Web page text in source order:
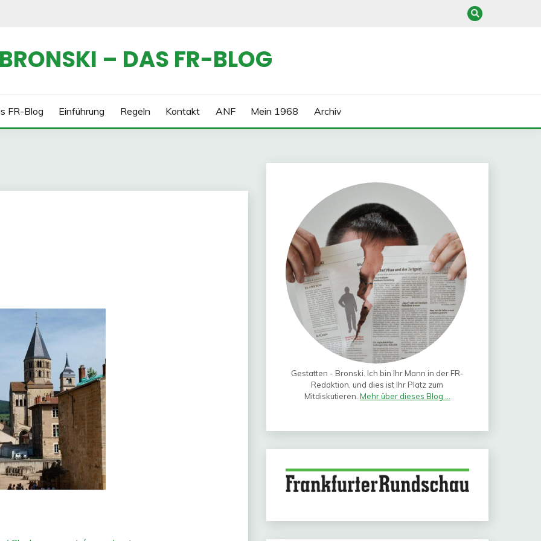
– DAS FR-BLOG
FR-Blog Einführung Regeln Kontakt ANF Mein 1968 Archiv
Gestatten - Bronski. Ich bin Ihr Mann in der FR-
Redaktion, und dies ist Ihr Platz zum
Mitdiskutieren. Mehr über dieses Blog ...